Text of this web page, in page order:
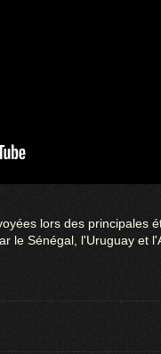
lors des principales
le Sénégal, l'Uruguay et